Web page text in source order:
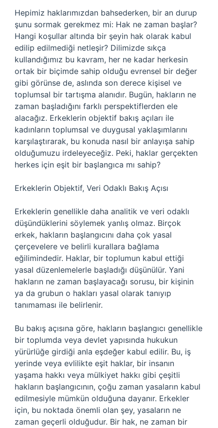
Hepimiz haklarımızdan bahsederken, bir an durup
şunu sormak gerekmez mi: Hak ne zaman başlar?
Hangi koşullar altında bir şeyin hak olarak kabul
edilip edilmediği netleşir? Dilimizde sıkça
kullandığımız bu kavram, her ne kadar herkesin
ortak bir biçimde sahip olduğu evrensel bir değer
gibi görünse de, aslında son derece kişisel ve
toplumsal bir tartışma alanıdır. Bugün, hakların ne
zaman başladığını farklı perspektiflerden ele
alacağız. Erkeklerin objektif bakış açıları ile
kadınların toplumsal ve duygusal yaklaşımlarını
karşılaştırarak, bu konuda nasıl bir anlayışa sahip
olduğumuzu irdeleyeceğiz. Peki, haklar gerçekten
herkes için eşit bir başlangıca mı sahip?
Erkeklerin Objektif, Veri Odaklı Bakış Açısı
Erkeklerin genellikle daha analitik ve veri odaklı
düşündüklerini söylemek yanlış olmaz. Birçok
erkek, hakların başlangıcını daha çok yasal
çerçevelere ve belirli kurallara bağlama
eğilimindedir. Haklar, bir toplumun kabul ettiği
yasal düzenlemelerle başladığı düşünülür. Yani
hakların ne zaman başlayacağı sorusu, bir kişinin
ya da grubun o hakları yasal olarak tanıyıp
tanımaması ile belirlenir.
Bu bakış açısına göre, hakların başlangıcı genellikle
bir toplumda veya devlet yapısında hukukun
yürürlüğe girdiği anla eşdeğer kabul edilir. Bu, iş
yerinde veya evlilikte eşit haklar, bir insanın
yaşama hakkı veya mülkiyet hakkı gibi çeşitli
hakların başlangıcının, çoğu zaman yasaların kabul
edilmesiyle mümkün olduğuna dayanır. Erkekler
için, bu noktada önemli olan şey, yasaların ne
zaman geçerli olduğudur. Bir hak, ne zaman bir